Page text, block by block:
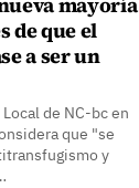
de que el
a ser un
de NC-bc en
que "se
y